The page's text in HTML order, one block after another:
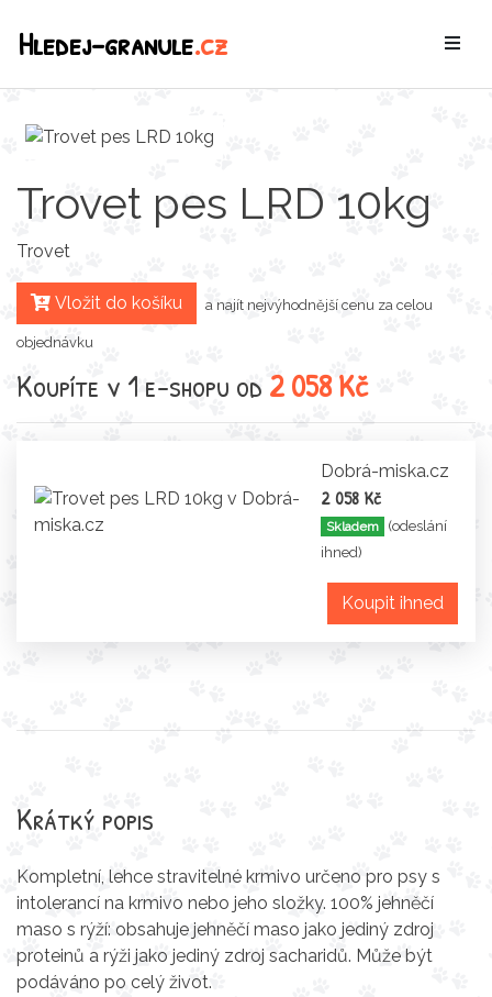
Hledej-granule.cz
Trovet pes LRD 10kg
Trovet
Vložit do košíku a najít nejvýhodnější cenu za celou
objednávku
Koupíte v 1 e-shopu od 2 058 Kč
Dobrá-miska.cz
2 058 Kč
Skladem
(odeslání
ihned)
Koupit ihned
Krátký popis
Kompletní, lehce stravitelné krmivo určeno pro psy s
intolerancí na krmivo nebo jeho složky. 100% jehněčí
maso s rýží: obsahuje jehněčí maso jako jediný zdroj
proteinů a rýži jako jediný zdroj sacharidů. Může být
podáváno po celý život.